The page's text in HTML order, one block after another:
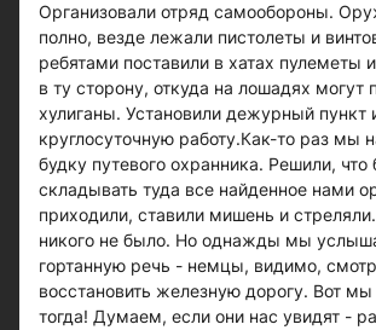
Организовали отряд самообороны.
полно, везде лежали пистолеты и
ребятами поставили в хатах пулеметы
в ту сторону, откуда на лошадях могут
хулиганы. Установили дежурный пункт
круглосуточную работу.Как-то раз мы
будку путевого охранника. Решили, что
складывать туда все найденное нами
приходили, ставили мишень и
никого не было. Но однажды мы
гортанную речь - немцы, видимо,
восстановить железную дорогу. Вот мы
тогда! Думаем, если они нас увидят -